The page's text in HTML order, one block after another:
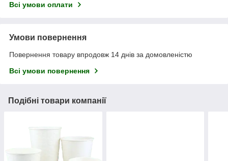
Всі умови оплати
Умови повернення
Повернення товару впродовж 14 днів за домовленістю
Всі умови повернення
Подібні товари компанії